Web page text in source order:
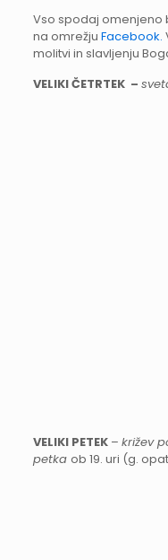
Vso spodaj omenjeno
na omrežju Facebook.
molitvi in slavljenju
VELIKI ČETRTEK –
VELIKI PETEK– križev
petka ob 19. uri (g.